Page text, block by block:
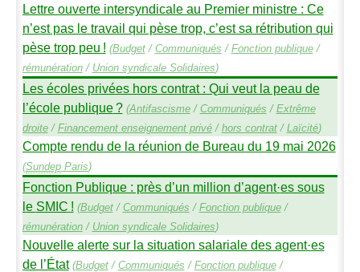
Lettre ouverte intersyndicale au Premier ministre : Ce
n’est pas le travail qui pèse trop, c’est sa rétribution qui
pèse trop peu ! (Budget/ Communiqués / Fonction publique/
rémunération/ Union syndicale Solidaires)
Les écoles privées hors contrat : Qui veut la peau de
l’école publique? (Antifascisme/ Communiqués / Extrême
droite/ Financement enseignement privé/ hors contrat/ Laïcité)
Compte rendu de la réunion de Bureau du 19 mai 2026
(SundepParis)
Fonction Publique : près d’un million d’agent·es sous
le SMIC ! (Budget/ Communiqués / Fonction publique/
rémunération/ Union syndicale Solidaires)
Nouvelle alerte sur la situation salariale des agent·es
de l’État (Budget/ Communiqués / Fonction publique/